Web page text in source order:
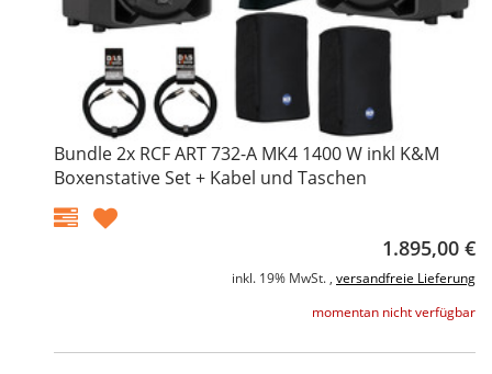
Bundle 2x RCF ART 732-A MK4 1400 W inkl K&M
Boxenstative Set + Kabel und Taschen
1.895,00 €
inkl. 19% MwSt. , versandfreie Lieferung
momentan nicht verfügbar